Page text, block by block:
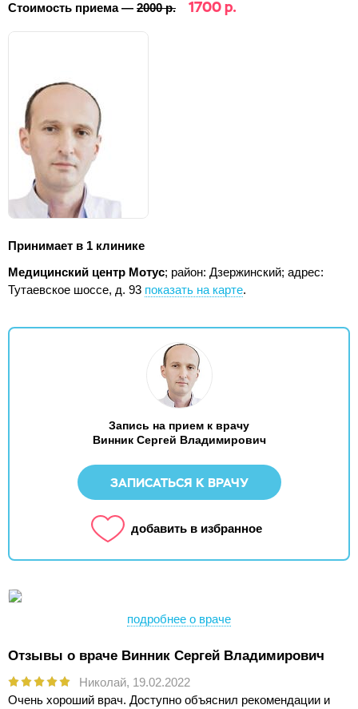
Стоимость приема — 2000 р. 1700 р.
Принимает в 1 клинике
Медицинский центр Мотус; район: Дзержинский; адрес:
Тутаевское шоссе, д. 93 показать на карте.
Запись на прием к врачу
Винник Сергей Владимирович
ЗАПИСАТЬСЯ К ВРАЧУ
добавить в избранное
подробнее о враче
Отзывы о враче Винник Сергей Владимирович
Николай, 19.02.2022
Очень хороший врач. Доступно объяснил рекомендации и